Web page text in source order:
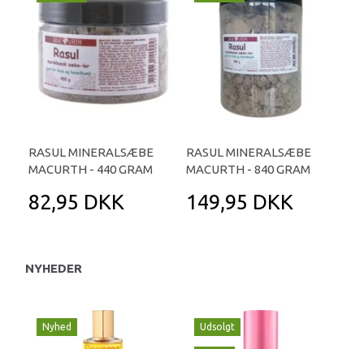
RASUL MINERALSÆBE
MACURTH - 440 GRAM
82,95 DKK
RASUL MINERALSÆBE
MACURTH - 840 GRAM
149,95 DKK
NYHEDER
Nyhed Udsolgt